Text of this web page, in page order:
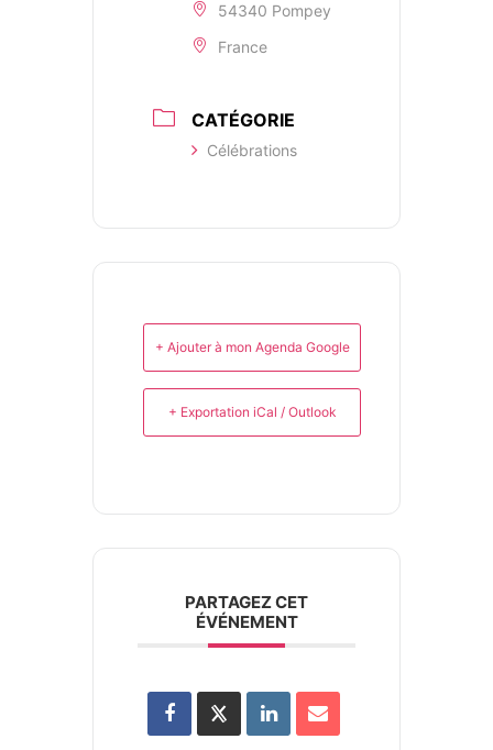
54340 Pompey
France
CATÉGORIE
Célébrations
+ Ajouter à mon Agenda Google
+ Exportation iCal / Outlook
PARTAGEZ CET
ÉVÉNEMENT